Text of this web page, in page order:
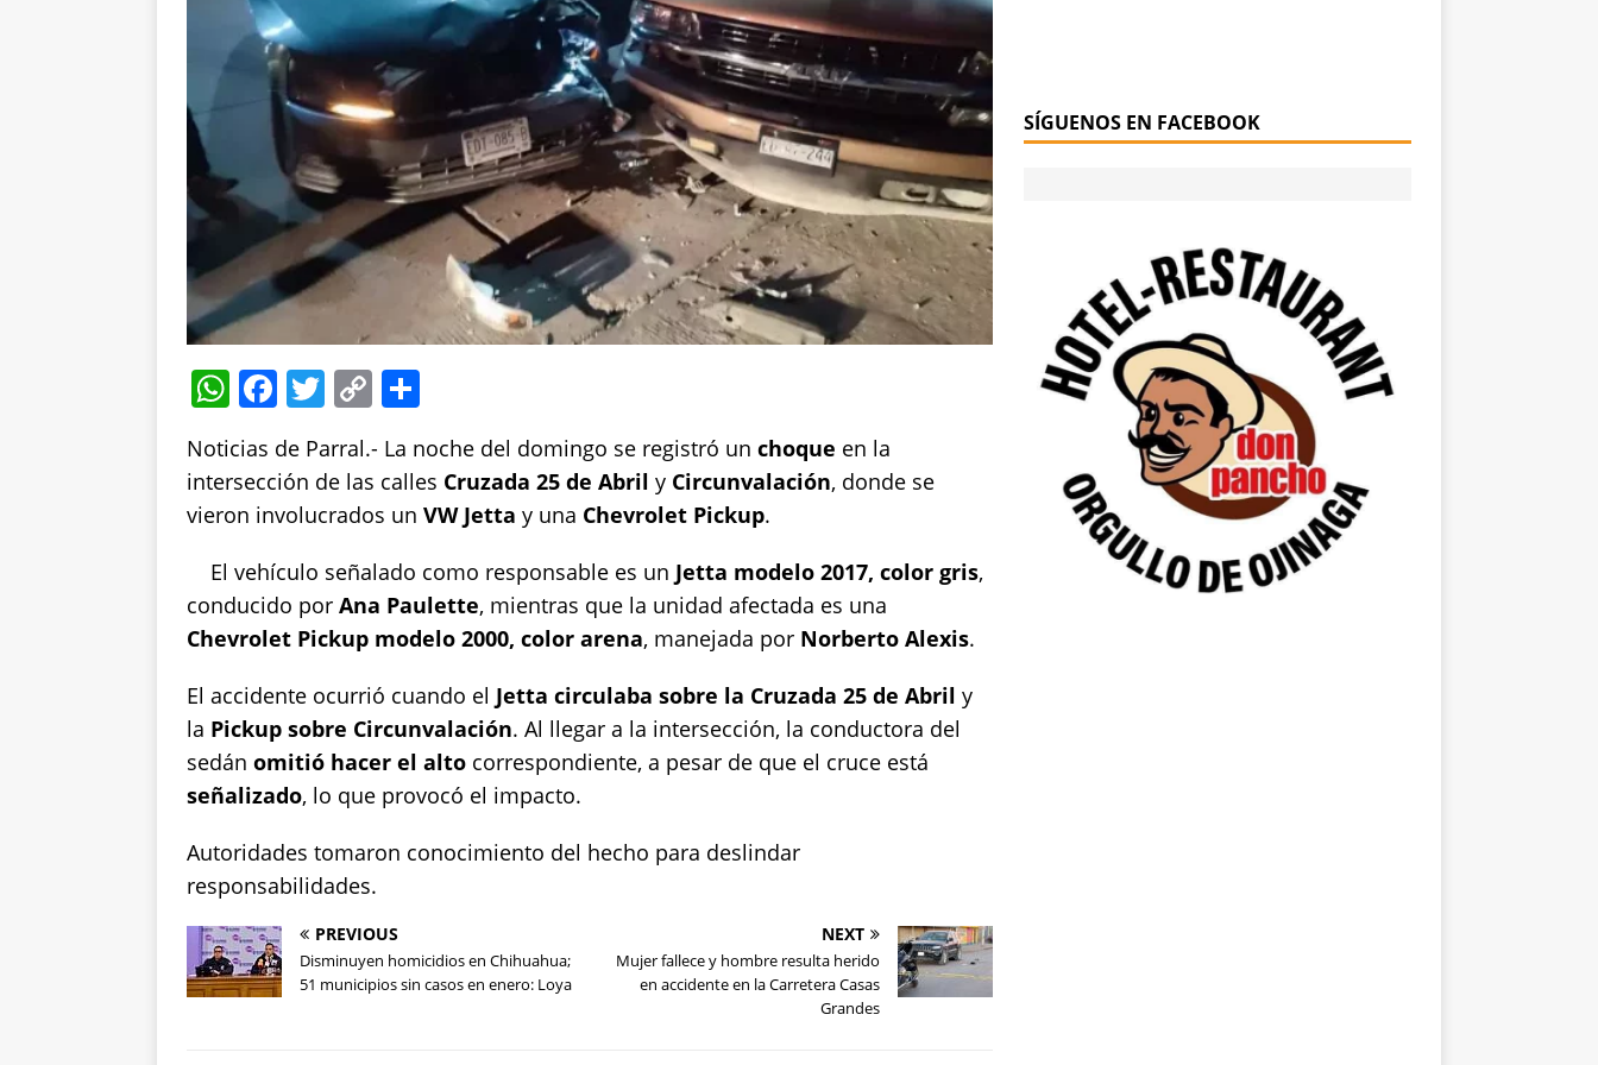
W
at
s
A
p
p
F
c
e
b
o
o
k
T
it
te
r
C
p
y
Li
n
k
a
re
Noticias de Parral.- La noche del domingo se registró un choque en la
intersección de las calles Cruzada 25 de Abril y Circunvalación, donde se
vieron involucrados un VW Jetta y una Chevrolet Pickup.
El vehículo señalado como responsable es un Jetta modelo 2017, color gris,
conducido por Ana Paulette, mientras que la unidad afectada es una
Chevrolet Pickup modelo 2000, color arena, manejada por Norberto Alexis.
El accidente ocurrió cuando el Jetta circulaba sobre la Cruzada 25 de Abril y
la Pickup sobre Circunvalación. Al llegar a la intersección, la conductora del
sedán omitió hacer el alto correspondiente, a pesar de que el cruce está
señalizado, lo que provocó el impacto.
Autoridades tomaron conocimiento del hecho para deslindar
responsabilidades.
PREVIOUS
Disminuyen homicidios en Chihuahua;
51 municipios sin casos en enero: Loya
NEXT
Mujer fallece y hombre resulta herido
en accidente en la Carretera Casas
Grandes
SÍGUENOS EN FACEBOOK